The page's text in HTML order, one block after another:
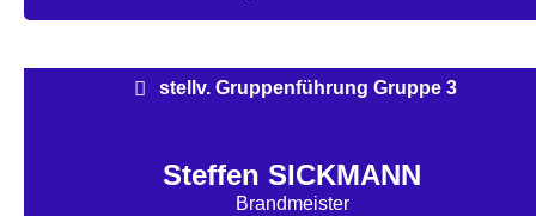
stellv. Gruppenführung Gruppe 3
Steffen SICKMANN
Brandmeister